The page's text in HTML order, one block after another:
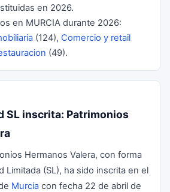
en 2026.
en MURCIA durante 2026:
(124), Comercio y retail
(49).
SL inscrita: Patrimonios
Hermanos Valera, con forma
Limitada (SL), ha sido inscrita en el
Murcia con fecha 22 de abril de